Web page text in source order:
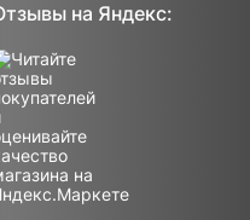
на Яндекс: